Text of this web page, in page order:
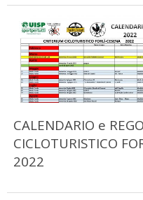
CALENDARIO e
CICLOTURISTICO
2022